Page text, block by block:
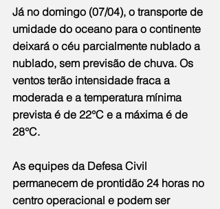
Já no domingo (07/04), o transporte de
umidade do oceano para o continente
deixará o céu parcialmente nublado a
nublado, sem previsão de chuva. Os
ventos terão intensidade fraca a
moderada e a temperatura mínima
prevista é de 22°C e a máxima é de
28°C.
As equipes da Defesa Civil
permanecem de prontidão 24 horas no
centro operacional e podem ser